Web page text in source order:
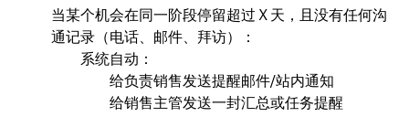
当某个机会在同一阶段停留超过 X 天，且没有任何沟
通记录（电话、邮件、拜访）：
系统自动：
给负责销售发送提醒邮件/站内通知
给销售主管发送一封汇总或任务提醒